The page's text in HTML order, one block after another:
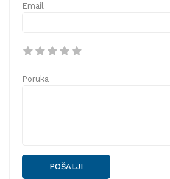
Email
Poruka
POŠALJI